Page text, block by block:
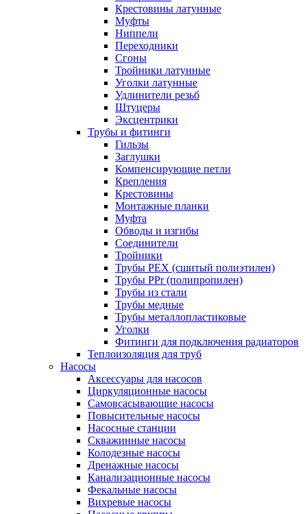
Крестовины латунные
Муфты
Ниппели
Переходники
Сгоны
Тройники латунные
Уголки латунные
Удлинители резьб
Штуцеры
Эксцентрики
Трубы и фитинги
Гильзы
Заглушки
Компенсирующие петли
Крепления
Крестовины
Монтажные планки
Муфта
Обводы и изгибы
Соединители
Тройники
Трубы PEX (сшитый полиэтилен)
Трубы PPr (полипропилен)
Трубы из стали
Трубы медные
Трубы металлопластиковые
Уголки
Фитинги для подключения радиаторов
Теплоизоляция для труб
Насосы
Аксессуары для насосов
Циркуляционные насосы
Самовсасывающие насосы
Повысительные насосы
Насосные станции
Скважинные насосы
Колодезные насосы
Дренажные насосы
Канализационные насосы
Фекальные насосы
Вихревые насосы